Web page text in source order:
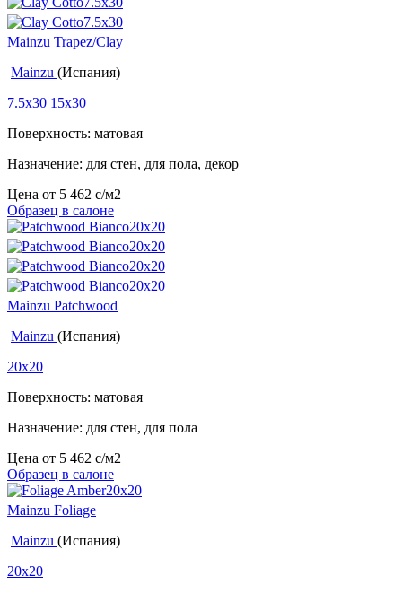
Mainzu Trapez/Clay
Mainzu (Испания)
7.5x30 15x30
Поверхность: матовая
Назначение: для стен, для пола, декор
Цена от 5 462 c/м2
Образец в салоне
Mainzu Patchwood
Mainzu (Испания)
20x20
Поверхность: матовая
Назначение: для стен, для пола
Цена от 5 462 c/м2
Образец в салоне
Mainzu Foliage
Mainzu (Испания)
20x20